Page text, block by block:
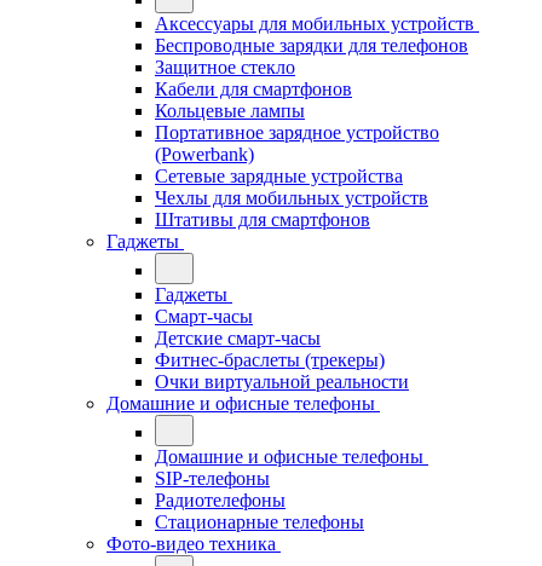
Аксессуары для мобильных устройств
Беспроводные зарядки для телефонов
Защитное стекло
Кабели для смартфонов
Кольцевые лампы
Портативное зарядное устройство
(Powerbank)
Сетевые зарядные устройства
Чехлы для мобильных устройств
Штативы для смартфонов
Гаджеты
Гаджеты
Смарт-часы
Детские смарт-часы
Фитнес-браслеты (трекеры)
Очки виртуальной реальности
Домашние и офисные телефоны
Домашние и офисные телефоны
SIP-телефоны
Радиотелефоны
Стационарные телефоны
Фото-видео техника